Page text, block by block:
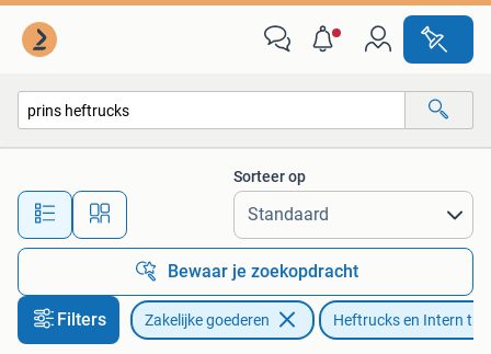
Alle afstanden…
Sorteer op
Bewaar je zoekopdracht
Filters Zakelijke goederen Heftrucks en Intern